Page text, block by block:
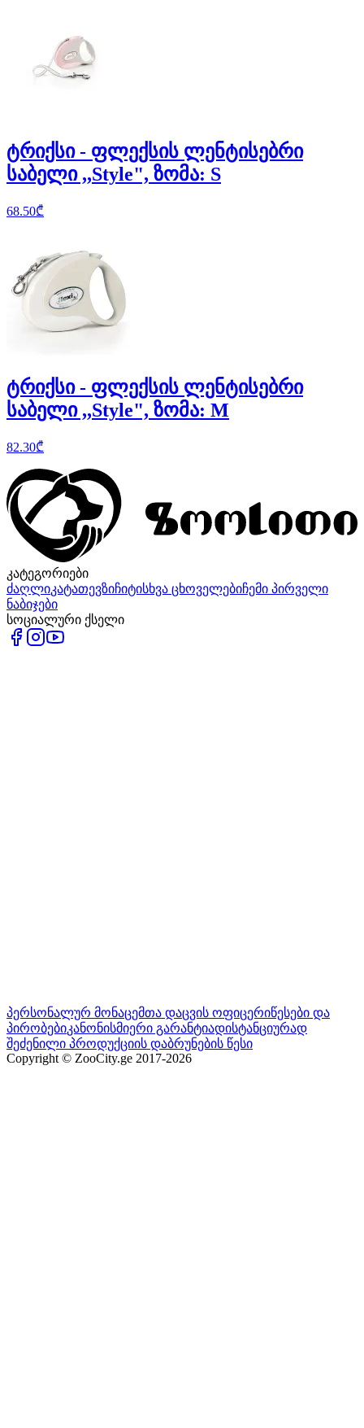
ტრიქსი - ფლექსის ლენტისებრი
საბელი ,,Style", ზომა: S
68.50₾
ტრიქსი - ფლექსის ლენტისებრი
საბელი ,,Style", ზომა: M
82.30₾
კატეგორიები
ძაღლიკატათევზიჩიტისხვა ცხოველებიჩემი პირველი
ნაბიჯები
სოციალური ქსელი
პერსონალურ მონაცემთა დაცვის ოფიცერიწესები და
პირობებიკანონისმიერი გარანტიადისტანციურად
შეძენილი პროდუქციის დაბრუნების წესი
Copyright © ZooCity.ge 2017-2026